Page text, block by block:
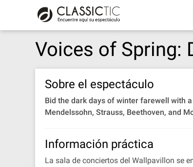
Voices of Spring:
Sobre el espectáculo
Bid the dark days of winter farewell with
Mendelssohn, Strauss, Beethoven, and
Información práctica
La sala de conciertos del Wallpavillon se